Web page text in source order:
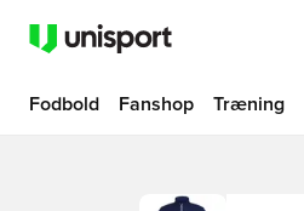
Fodbold Fanshop Træning